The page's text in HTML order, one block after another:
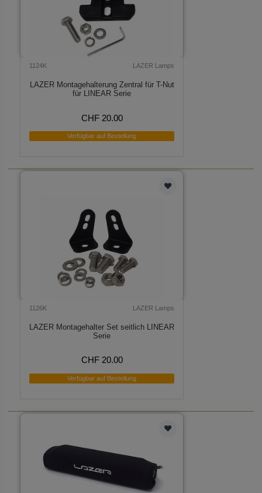
1124K LAZER Lamps
LAZER Montagehalterung Zentral für T-Nut
für LINEAR Serie
CHF 20.00
Verfügbar auf Bestellung
1126K LAZER Lamps
LAZER Montagehalter Set seitlich LINEAR
Serie
CHF 20.00
Verfügbar auf Bestellung